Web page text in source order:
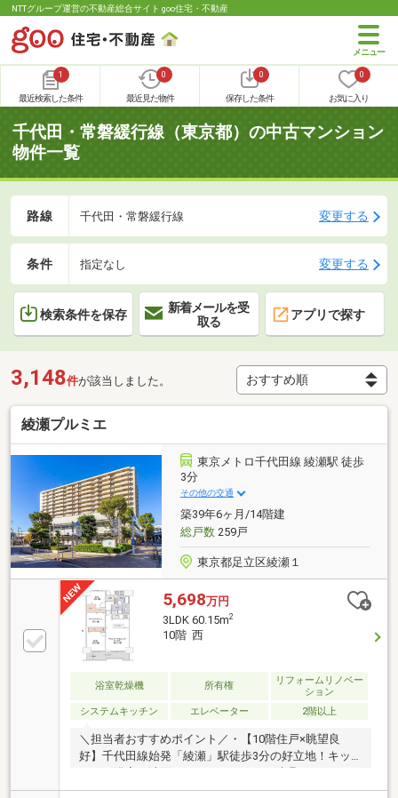
NTTグループ運営の不動産総合サイト goo住宅・不動産
1
最近検索した条件
0
最近見た物件
0
保存した条件
0
お気に入り
千代田・常磐緩行線（東京都）の中古マンション
物件一覧
路線 千代田・常磐緩行線 変更する
条件 指定なし 変更する
検索条件を保存
新着メールを受
取る
アプリで探す
3,148件が該当しました。
綾瀬プルミエ
東京メトロ千代田線 綾瀬駅 徒歩
3分
その他の交通
築39年6ヶ月/14階建
総戸数259戸
東京都足立区綾瀬１
5,698万円
3LDK 60.15m2
10階 西
浴室乾燥機 所有権
リフォームリノベー
ション
システムキッチン
エレベーター 2階以上
＼担当者おすすめポイント／・【10階住戸×眺望良
好】千代田線始発「綾瀬」駅徒歩3分の好立地！キッ
チン・浴室・洗面・トイレ、クロス、建具などすべて
一新。10階の眺望を背景に一新された設備で整う「上